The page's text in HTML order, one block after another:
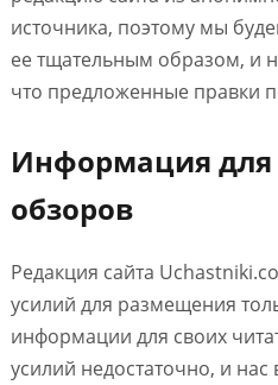
источника, поэтому мы
ее тщательным образом, и
что предложенные правки
Информация для
обзоров
Редакция сайта
усилий для размещения
информации для своих
усилий недостаточно, и